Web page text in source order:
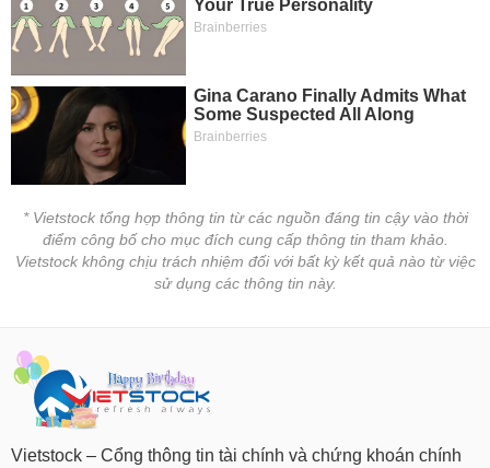
* Vietstock tổng hợp thông tin từ các nguồn đáng tin cậy vào thời
điểm công bố cho mục đích cung cấp thông tin tham khảo.
Vietstock không chịu trách nhiệm đối với bất kỳ kết quả nào từ việc
sử dụng các thông tin này.
Vietstock – Cổng thông tin tài chính và chứng khoán chính
VỤ
TRUYỀN
THÔNG
TIỆN
ÍCH
Mã
chứng
(-)